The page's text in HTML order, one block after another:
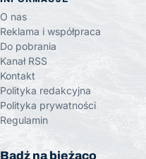
O nas
Reklama i współpraca
Do pobrania
Kanał RSS
Kontakt
Polityka redakcyjna
Polityka prywatności
Regulamin
Bądź na bieżąco